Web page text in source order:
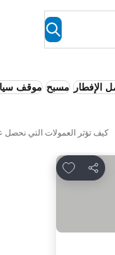
الإفطار مسبح موقف
كيف تؤثر العمولات التي نحصل
مشاركة
Add to favorites